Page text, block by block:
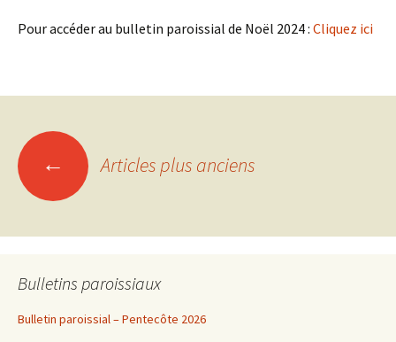
Pour accéder au bulletin paroissial de Noël 2024 : Cliquez ici
Navigation
des
articles
← Articles plus anciens
Bulletins paroissiaux
Bulletin paroissial – Pentecôte 2026